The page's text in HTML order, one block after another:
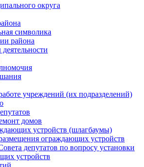
округа
символика
района
учреждений (их подразделений)
домов
устройств (шлагбаумы)
ограждающих устройств
депутатов по вопросу установки
устройств